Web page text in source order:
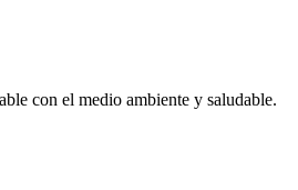
con el medio ambiente y saludable.